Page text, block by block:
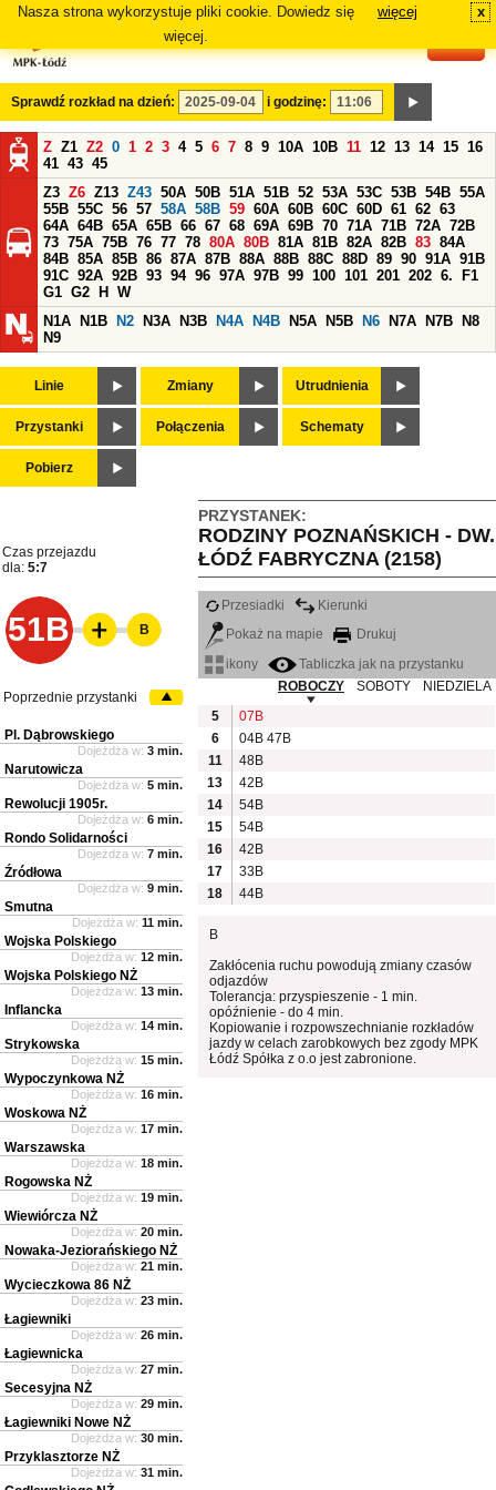
Nasza strona wykorzystuje pliki cookie. Dowiedz się
więcej.
więcej x
Sprawdź rozkład na dzień: i godzinę:
Z Z1 Z2 0 1 2 3 4 5 6 7 8 9 10A 10B 11 12 13 14 15 16
41 43 45
Z3 Z6 Z13 Z43 50A 50B 51A 51B 52 53A 53C 53B 54B 55A
55B 55C 56 57 58A 58B 59 60A 60B 60C 60D 61 62 63
64A 64B 65A 65B 66 67 68 69A 69B 70 71A 71B 72A 72B
73 75A 75B 76 77 78 80A 80B 81A 81B 82A 82B 83 84A
84B 85A 85B 86 87A 87B 88A 88B 88C 88D 89 90 91A 91B
91C 92A 92B 93 94 96 97A 97B 99 100 101 201 202 6.
F1
G1 G2 H
W
N1A
N1B N2 N3A N3B N4A N4B N5A N5B N6 N7A N7B
N8
N9
Linie Zmiany Utrudnienia
Przystanki Połączenia Schematy
Pobierz
PRZYSTANEK:
RODZINY POZNAŃSKICH - DW.
ŁÓDŹ FABRYCZNA (2158)
Czas przejazdu
dla: 5:7
51B
Przesiadki
Kierunki
Pokaż na mapie
Drukuj
ikony
Tabliczka jak na przystanku
ROBOCZY
SOBOTY
NIEDZIELA
5
07B
6
04B 47B
11
48B
13
42B
14
54B
15
54B
16
42B
17
33B
18
44B
B
Zakłócenia ruchu powodują zmiany czasów
odjazdów
Tolerancja: przyspieszenie - 1 min.
opóźnienie - do 4 min.
Kopiowanie i rozpowszechnianie rozkładów
jazdy w celach zarobkowych bez zgody MPK
Łódź Spółka z o.o jest zabronione.
B
Poprzednie przystanki
Pl. Dąbrowskiego
Dojeżdża w: 3 min.
Narutowicza
Dojeżdża w: 5 min.
Rewolucji 1905r.
Dojeżdża w: 6 min.
Rondo Solidarności
Dojeżdża w: 7 min.
Źródłowa
Dojeżdża w: 9 min.
Smutna
Dojeżdża w: 11 min.
Wojska Polskiego
Dojeżdża w: 12 min.
Wojska Polskiego NŻ
Dojeżdża w: 13 min.
Inflancka
Dojeżdża w: 14 min.
Strykowska
Dojeżdża w: 15 min.
Wypoczynkowa NŻ
Dojeżdża w: 16 min.
Woskowa NŻ
Dojeżdża w: 17 min.
Warszawska
Dojeżdża w: 18 min.
Rogowska NŻ
Dojeżdża w: 19 min.
Wiewiórcza NŻ
Dojeżdża w: 20 min.
Nowaka-Jeziorańskiego NŻ
Dojeżdża w: 21 min.
Wycieczkowa 86 NŻ
Dojeżdża w: 23 min.
Łagiewniki
Dojeżdża w: 26 min.
Łagiewnicka
Dojeżdża w: 27 min.
Secesyjna NŻ
Dojeżdża w: 29 min.
Łagiewniki Nowe NŻ
Dojeżdża w: 30 min.
Przyklasztorze NŻ
Dojeżdża w: 31 min.